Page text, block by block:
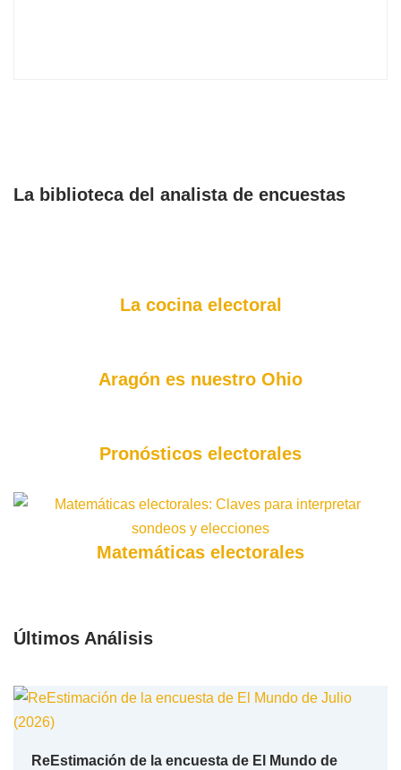
La biblioteca del analista de encuestas
La cocina electoral
Aragón es nuestro Ohio
Pronósticos electorales
Matemáticas electorales
Últimos Análisis
ReEstimación de la encuesta de El Mundo de